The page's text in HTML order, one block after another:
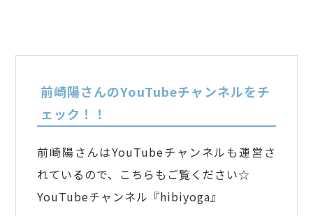
前崎陽さんのYouTubeチャンネルをチ
ェック！！
前崎陽さんはYouTubeチャンネルも運営さ
れているので、こちらもご覧ください☆
YouTubeチャンネル『hibiyoga』